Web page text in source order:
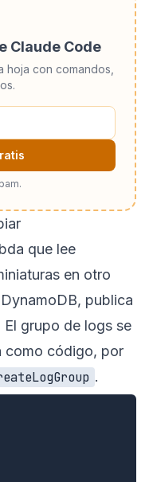
Claude Code
hoja con comandos,
que lee
en otro
publica
El grupo de logs se
como código, por
.